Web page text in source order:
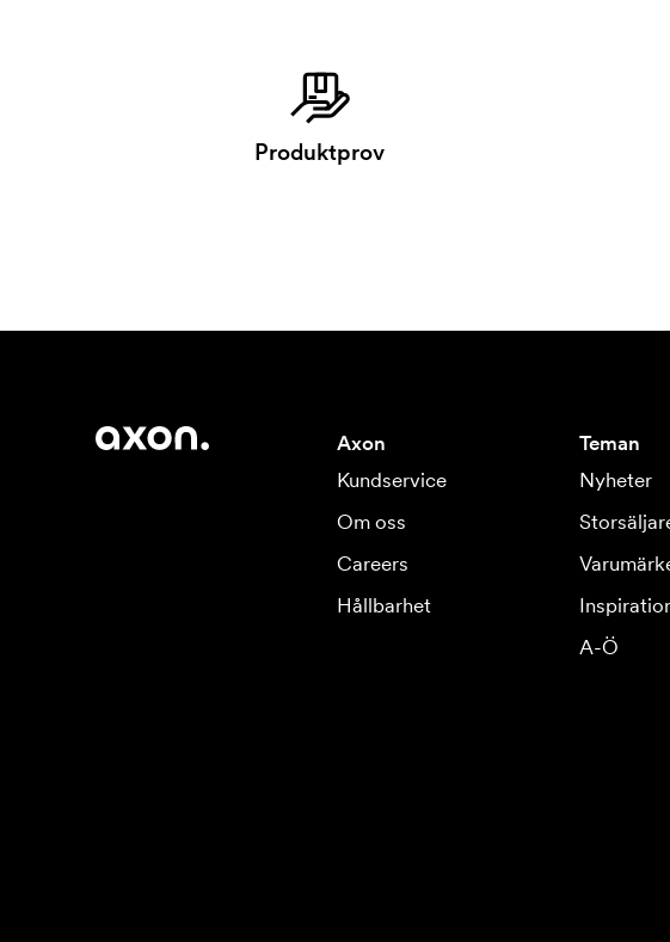
Produktprov
Axon
Kundservice
Om oss
Careers
Hållbarhet
Teman
Nyheter
A-Ö